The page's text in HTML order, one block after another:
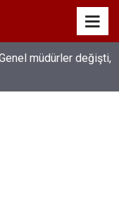
müdürler değişti,